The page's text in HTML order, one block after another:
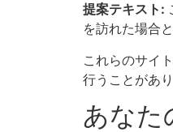
提案テキスト:
を訪れた場合
これらのサイ
行うことがあ
あなた